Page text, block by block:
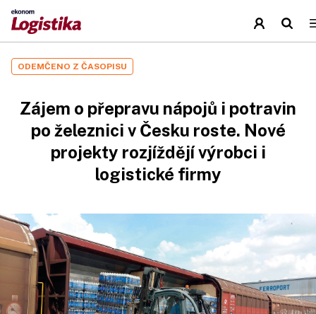
ODEMČENO Z ČASOPISU
Zájem o přepravu nápojů i potravin
po železnici v Česku roste. Nové
projekty rozjíždějí výrobci i
logistické firmy